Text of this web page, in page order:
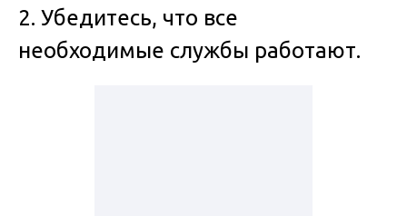
2. Убедитесь, что все
необходимые службы работают.